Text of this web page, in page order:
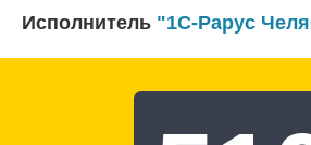
Исполнитель "1С-Рарус